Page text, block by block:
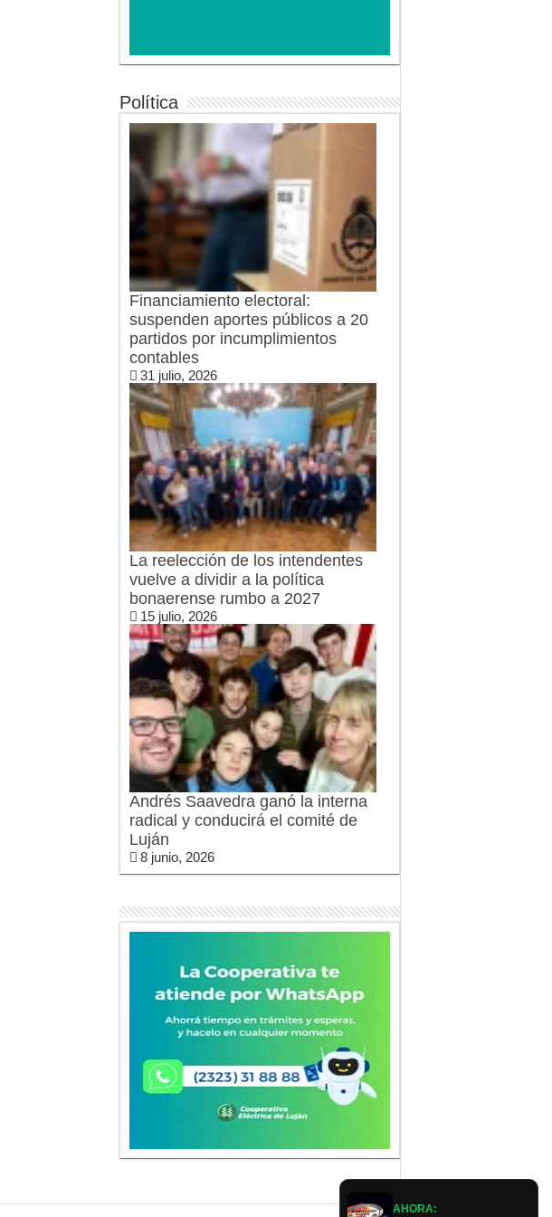
Política
Financiamiento electoral:
suspenden aportes públicos a 20
partidos por incumplimientos
contables
31 julio, 2026
La reelección de los intendentes
vuelve a dividir a la política
bonaerense rumbo a 2027
15 julio, 2026
Andrés Saavedra ganó la interna
radical y conducirá el comité de
Luján
8 junio, 2026
AHORA: